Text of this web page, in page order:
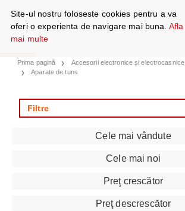
Prima pagină Accesorii electronice și electrocasnice
Aparate de tuns
Filtre
Cele mai vândute
Cele mai noi
Preţ crescător
Preţ descrescător
Site-ul nostru foloseste cookies pentru a va
oferi o experienta de navigare mai buna. Afla
mai multe